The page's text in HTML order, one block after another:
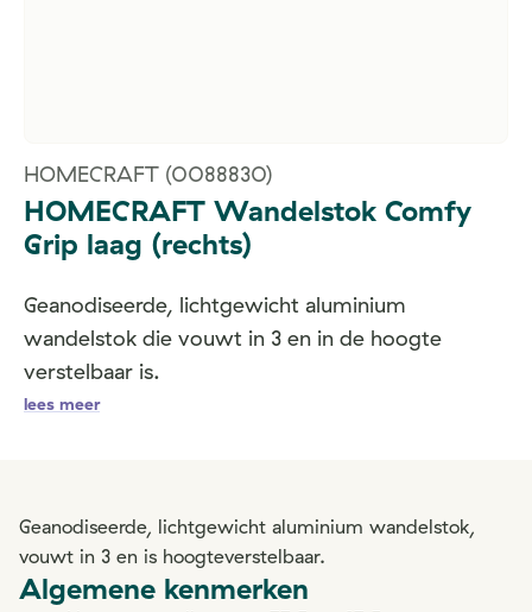
HOMECRAFT (0088830)
HOMECRAFT Wandelstok Comfy
Grip laag (rechts)
Geanodiseerde, lichtgewicht aluminium
wandelstok die vouwt in 3 en in de hoogte
verstelbaar is.
lees meer
Geanodiseerde, lichtgewicht aluminium wandelstok,
vouwt in 3 en is hoogteverstelbaar.
Algemene kenmerken